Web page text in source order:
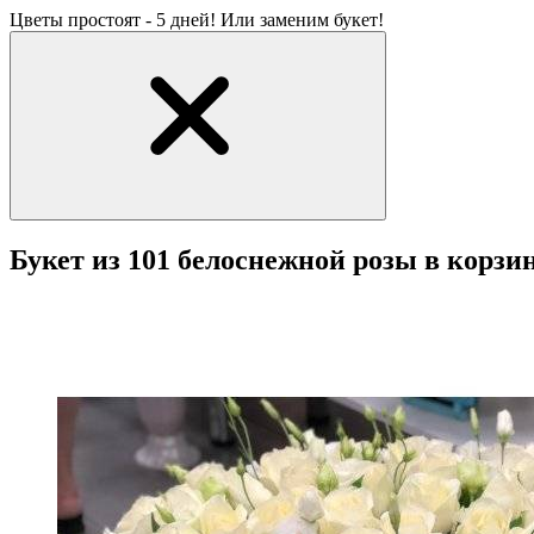
Цветы простоят - 5 дней! Или заменим букет!
Букет из 101 белоснежной розы в